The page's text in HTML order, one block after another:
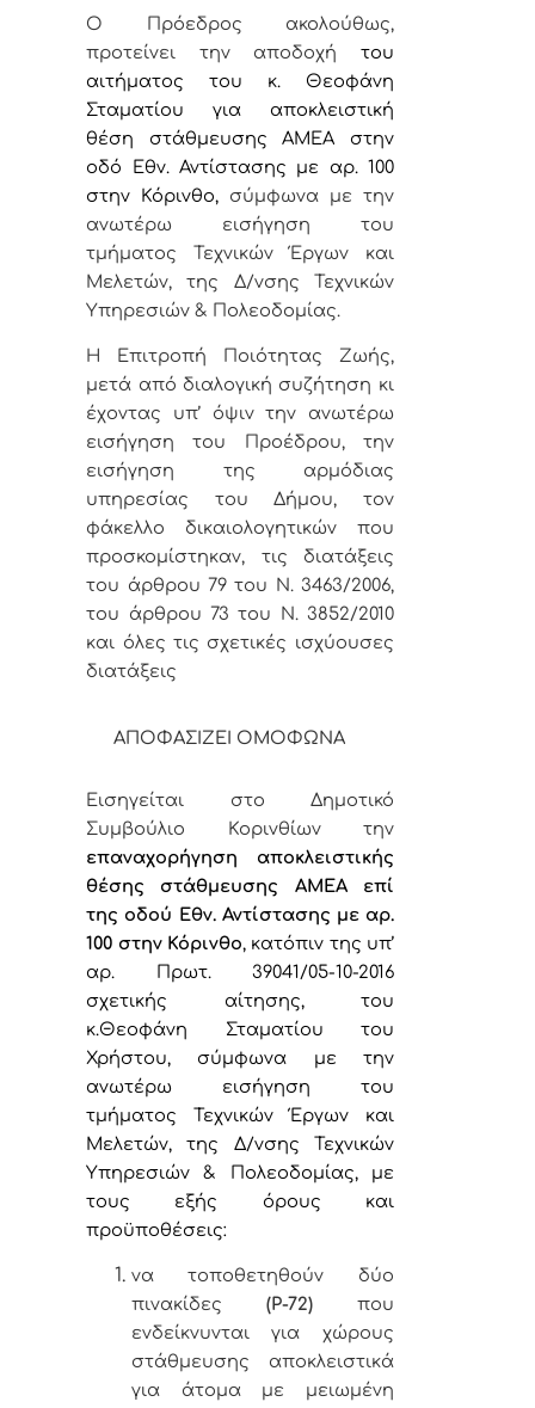
Ο Πρόεδρος ακολούθως,
προτείνει την αποδοχή του
αιτήματος του κ. Θεοφάνη
Σταματίου για αποκλειστική
θέση στάθμευσης ΑΜΕΑ στην
οδό Εθν. Αντίστασης με αρ. 100
στην Κόρινθο, σύμφωνα με την
ανωτέρω εισήγηση του
τμήματος Τεχνικών Έργων και
Μελετών, της Δ/νσης Τεχνικών
Υπηρεσιών & Πολεοδομίας.
Η Επιτροπή Ποιότητας Ζωής,
μετά από διαλογική συζήτηση κι
έχοντας υπ’ όψιν την ανωτέρω
εισήγηση του Προέδρου, την
εισήγηση της αρμόδιας
υπηρεσίας του Δήμου, τον
φάκελλο δικαιολογητικών που
προσκομίστηκαν, τις διατάξεις
του άρθρου 79 του Ν. 3463/2006,
του άρθρου 73 του Ν. 3852/2010
και όλες τις σχετικές ισχύουσες
διατάξεις
ΑΠΟΦΑΣΙΖΕΙ ΟΜΟΦΩΝΑ
Εισηγείται στο Δημοτικό
Συμβούλιο Κορινθίων την
επαναχορήγηση αποκλειστικής
θέσης στάθμευσης ΑΜΕΑ επί
της οδού
Εθν. Αντίστασης με αρ.
100 στην Κόρινθο, κατόπιν της υπ’
αρ. Πρωτ. 39041/05-10-2016
σχετικής αίτησης, του
κ.Θεοφάνη Σταματίου του
Χρήστου, σύμφωνα με την
ανωτέρω εισήγηση του
τμήματος Τεχνικών Έργων και
Μελετών, της Δ/νσης Τεχνικών
Υπηρεσιών & Πολεοδομίας, με
τους εξής όρους και
προϋποθέσεις:
να τοποθετηθούν δύο
πινακίδες (Ρ-72)που
ενδείκνυνται για χώρους
στάθμευσης αποκλειστικά
για άτομα με μειωμένη